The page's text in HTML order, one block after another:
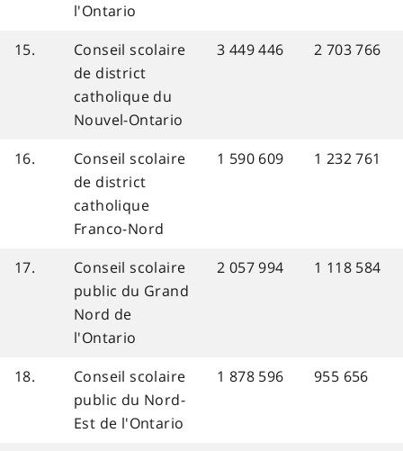
l'Ontario
15.
Conseil scolaire
de district
catholique du
Nouvel-Ontario
3 449 446 2 703 766
16.
Conseil scolaire
de district
catholique
Franco-Nord
1 590 609 1 232 761
17.
Conseil scolaire
public du Grand
Nord de
l'Ontario
2 057 994 1 118 584
18.
Conseil scolaire
public du Nord-
Est de l'Ontario
1 878 596 955 656